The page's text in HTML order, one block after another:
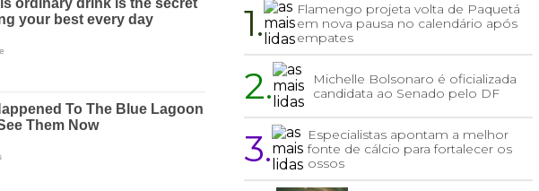
1.
Flamengo projeta volta de Paquetá
em nova pausa no calendário após
empates
2.
Michelle Bolsonaro é oficializada
candidata ao Senado pelo DF
3.
Especialistas apontam a melhor
fonte de cálcio para fortalecer os
ossos